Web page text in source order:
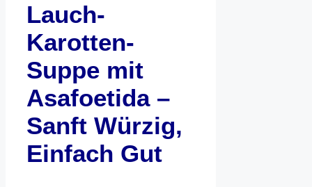
Lauch-
Karotten-
Suppe mit
Asafoetida –
Sanft Würzig,
Einfach Gut